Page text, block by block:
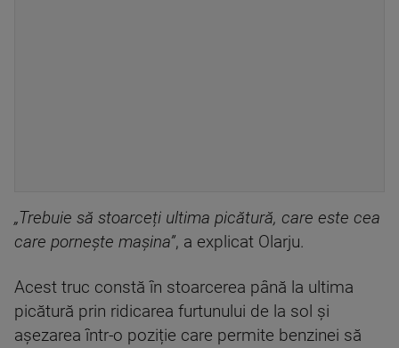
„Trebuie să stoarceți ultima picătură, care este cea
care pornește mașina”, a explicat Olarju.
Acest truc constă în stoarcerea până la ultima
picătură prin ridicarea furtunului de la sol și
așezarea într-o poziție care permite benzinei să